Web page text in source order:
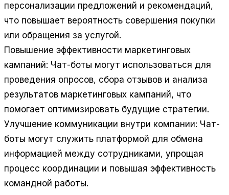
персонализации предложений и рекомендаций,
что повышает вероятность совершения покупки
или обращения за услугой.
Повышение эффективности маркетинговых
кампаний: Чат-боты могут использоваться для
проведения опросов, сбора отзывов и анализа
результатов маркетинговых кампаний, что
помогает оптимизировать будущие стратегии.
Улучшение коммуникации внутри компании: Чат-
боты могут служить платформой для обмена
информацией между сотрудниками, упрощая
процесс координации и повышая эффективность
командной работы.